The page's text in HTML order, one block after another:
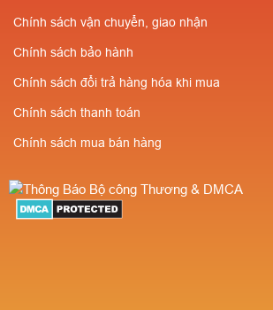
Chính sách vận chuyển, giao nhận
Chính sách bảo hành
Chính sách đổi trả hàng hóa khi mua
Chính sách thanh toán
Chính sách mua bán hàng